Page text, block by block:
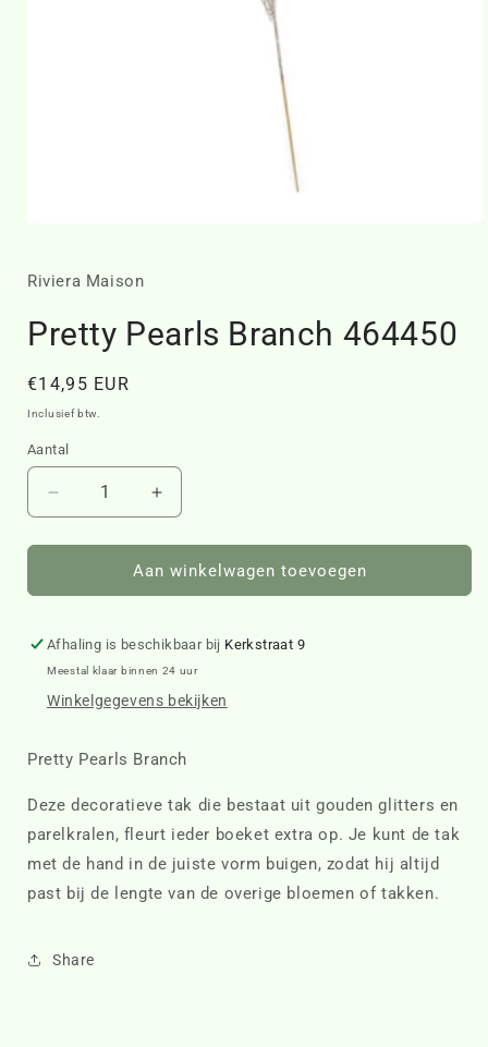
in
Riviera Maison
Pretty Pearls Branch 464450
Normale
prijs
€14,95 EUR
Inclusief btw.
Aantal
Aantal
verlagen
voor
Pearls
464450
Aantal
verhogen
voor
Pretty
Pearls
464450
Aan winkelwagen toevoegen
Afhaling is beschikbaar bij Kerkstraat 9
Meestal klaar binnen 24 uur
Winkelgegevens bekijken
Pretty Pearls Branch
Deze decoratieve tak die bestaat uit gouden glitters en
parelkralen, fleurt ieder boeket extra op. Je kunt de tak
met de hand in de juiste vorm buigen, zodat hij altijd
past bij de lengte van de overige bloemen of takken.
Share